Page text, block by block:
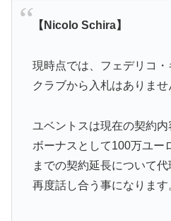
【Nicolo Schira】
現時点では、フェデリコ
クラブから入札はありませ
ユベントスは現在の契約
ボーナスとして100万ユー
までの契約延長について
再度話し合う事になります